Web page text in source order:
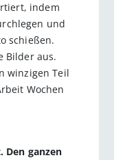
indem
und
schießen.
Bilder aus.
winzigen Teil
Wochen
Den ganzen